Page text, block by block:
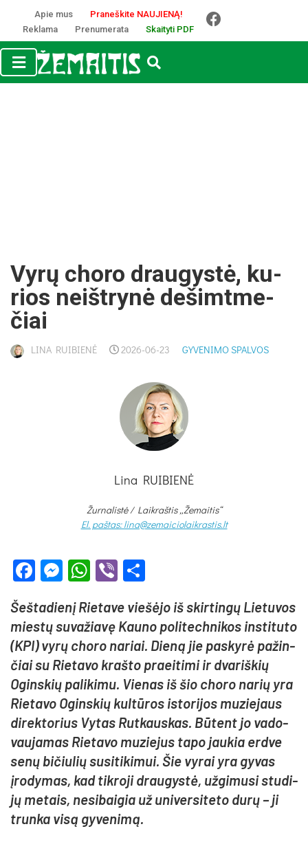
Apie mus
Praneškite NAUJIENĄ!
Reklama
Prenumerata Skaityti PDF
Vy­rų cho­ro drau­gys­tė, ku­
rios neišt­ry­nė de­šimt­me­
čiai
LINA RUIBIENĖ 2026-06-23 GYVENIMO SPALVOS
Lina RUIBIENĖ
Žurnalistė / Laikraštis „Žemaitis“
El. paštas: lina@zemaiciolaikrastis.lt
Facebook
Messenger
WhatsApp
Viber
Šeš­ta­die­nį Rie­ta­ve vie­šė­jo iš skir­tin­gų Lie­tu­vos
mies­tų su­va­žia­vę Kau­no po­li­tech­ni­kos ins­ti­tu­to
(KPI) vy­rų cho­ro na­riai. Die­ną jie pa­sky­rė pa­žin­
čiai su Rie­ta­vo kraš­to praei­ti­mi ir dva­riš­kių
Ogins­kių pa­li­ki­mu. Vie­nas iš šio cho­ro na­rių yra
Rie­ta­vo Ogins­kių kul­tū­ros is­to­ri­jos mu­zie­jaus
di­rek­to­rius Vy­tas Rut­kaus­kas. Bū­tent jo va­do­
vau­ja­mas Rie­ta­vo mu­zie­jus ta­po jau­kia erd­ve
se­nų bi­čiu­lių su­si­ti­ki­mui. Šie vy­rai yra gy­vas
įro­dy­mas, kad tik­ro­ji drau­gys­tė, už­gi­mu­si stu­di­
jų me­tais, ne­si­bai­gia už uni­ver­si­te­to du­rų – ji
trun­ka vi­są gy­ve­ni­mą.